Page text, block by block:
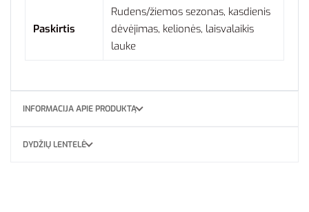
Paskirtis
Rudens/žiemos sezonas, kasdienis
dėvėjimas, kelionės, laisvalaikis
lauke
INFORMACIJA APIE PRODUKTĄ
DYDŽIŲ LENTELĖ